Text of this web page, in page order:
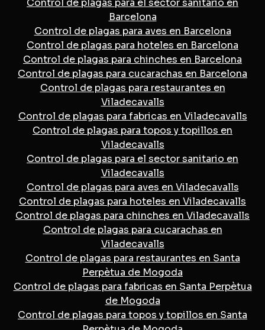
Control de plagas para el sector sanitario en
Barcelona
Control de plagas para aves en Barcelona
Control de plagas para hoteles en Barcelona
Control de plagas para chinches en Barcelona
Control de plagas para cucarachas en Barcelona
Control de plagas para restaurantes en
Viladecavalls
Control de plagas para fabricas en Viladecavalls
Control de plagas para topos y topillos en
Viladecavalls
Control de plagas para el sector sanitario en
Viladecavalls
Control de plagas para aves en Viladecavalls
Control de plagas para hoteles en Viladecavalls
Control de plagas para chinches en Viladecavalls
Control de plagas para cucarachas en
Viladecavalls
Control de plagas para restaurantes en Santa
Perpètua de Mogoda
Control de plagas para fabricas en Santa Perpètua
de Mogoda
Control de plagas para topos y topillos en Santa